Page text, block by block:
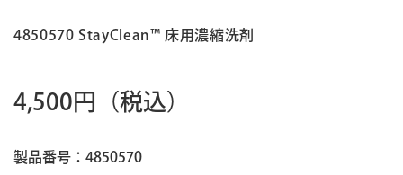
4850570 StayClean™ 床用濃縮洗剤
4,500円 （税込）
製品番号：4850570